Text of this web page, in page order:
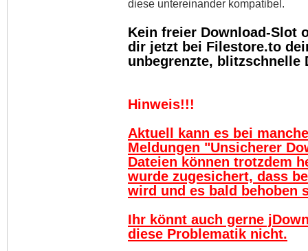
diese untereinander kompatibel.
Kein freier Download-Slot
dir jetzt bei Filestore.to
unbegrenzte, blitzschnelle
Hinweis!!!
Aktuell kann es bei
Meldungen "Unsicherer
Dateien können trotzdem
wurde zugesichert, dass
wird und es bald behoben
Ihr könnt auch gerne
diese Problematik nicht.